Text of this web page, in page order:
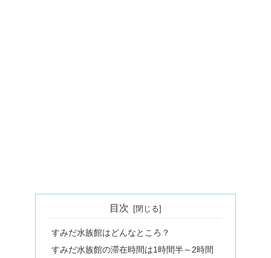
目次
すみだ水族館はどんなところ？
すみだ水族館の滞在時間は1時間半～2時間